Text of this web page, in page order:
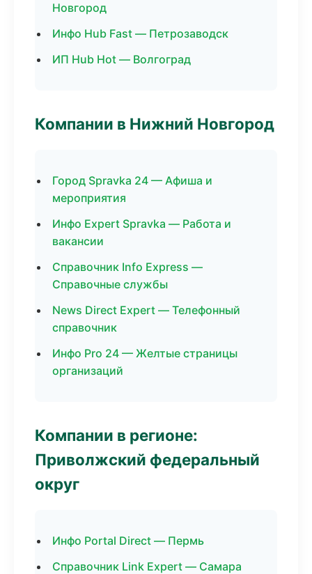
Новгород
Инфо Hub Fast — Петрозаводск
ИП Hub Hot — Волгоград
Компании в Нижний Новгород
Город Spravka 24 — Афиша и
мероприятия
Инфо Expert Spravka — Работа и
вакансии
Справочник Info Express —
Справочные службы
News Direct Expert — Телефонный
справочник
Инфо Pro 24 — Желтые страницы
организаций
Компании в регионе:
Приволжский федеральный
округ
Инфо Portal Direct — Пермь
Справочник Link Expert — Самара